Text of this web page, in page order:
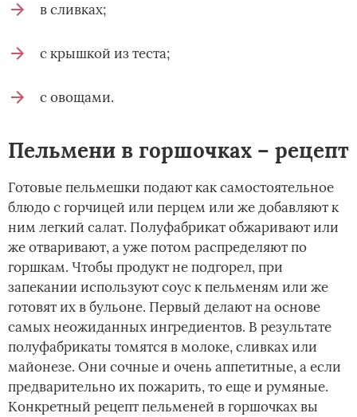
в сливках;
с крышкой из теста;
с овощами.
Пельмени в горшочках – рецепт
Готовые пельмешки подают как самостоятельное
блюдо с горчицей или перцем или же добавляют к
ним легкий салат. Полуфабрикат обжаривают или
же отваривают, а уже потом распределяют по
горшкам. Чтобы продукт не подгорел, при
запекании используют соус к пельменям или же
готовят их в бульоне. Первый делают на основе
самых неожиданных ингредиентов. В результате
полуфабрикаты томятся в молоке, сливках или
майонезе. Они сочные и очень аппетитные, а если
предварительно их пожарить, то еще и румяные.
Конкретный рецепт пельменей в горшочках вы